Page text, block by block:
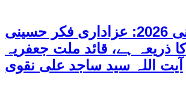
اربعین حسینی 2026: عزاداری فکر حسینی
ذریعہ ہے، قائد ملت جعفریہ
آیت اللہ سید ساجد علی نقوی